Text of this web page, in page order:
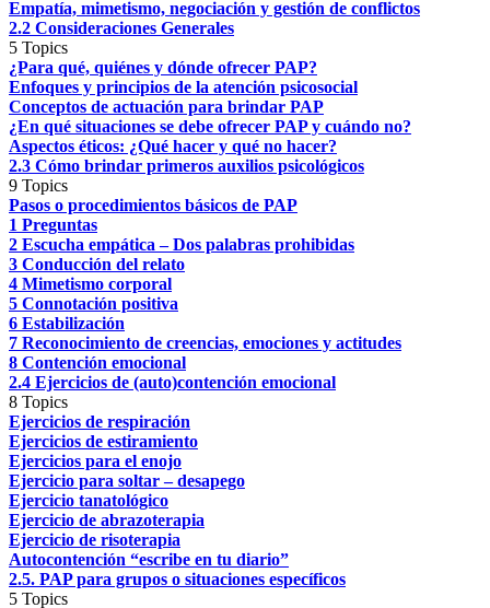
Empatía, mimetismo, negociación y gestión de conflictos
2.2 Consideraciones Generales
5 Topics
¿Para qué, quiénes y dónde ofrecer PAP?
Enfoques y principios de la atención psicosocial
Conceptos de actuación para brindar PAP
¿En qué situaciones se debe ofrecer PAP y cuándo no?
Aspectos éticos: ¿Qué hacer y qué no hacer?
2.3 Cómo brindar primeros auxilios psicológicos
9 Topics
Pasos o procedimientos básicos de PAP
1 Preguntas
2 Escucha empática – Dos palabras prohibidas
3 Conducción del relato
4 Mimetismo corporal
5 Connotación positiva
6 Estabilización
7 Reconocimiento de creencias, emociones y actitudes
8 Contención emocional
2.4 Ejercicios de (auto)contención emocional
8 Topics
Ejercicios de respiración
Ejercicios de estiramiento
Ejercicios para el enojo
Ejercicio para soltar – desapego
Ejercicio tanatológico
Ejercicio de abrazoterapia
Ejercicio de risoterapia
Autocontención “escribe en tu diario”
2.5. PAP para grupos o situaciones específicos
5 Topics